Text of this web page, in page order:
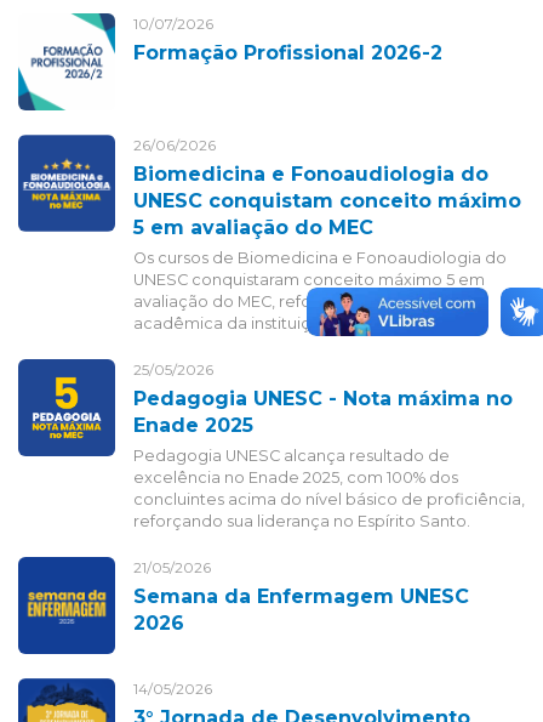
10/07/2026
Formação Profissional 2026-2
26/06/2026
Biomedicina e Fonoaudiologia do
UNESC conquistam conceito máximo
5 em avaliação do MEC
Os cursos de Biomedicina e Fonoaudiologia do
UNESC conquistaram conceito máximo 5 em
avaliação do MEC, reforçando a excelência
acadêmica da instituição.
25/05/2026
Pedagogia UNESC - Nota máxima no
Enade 2025
Pedagogia UNESC alcança resultado de
excelência no Enade 2025, com 100% dos
concluintes acima do nível básico de proficiência,
reforçando sua liderança no Espírito Santo.
21/05/2026
Semana da Enfermagem UNESC
2026
14/05/2026